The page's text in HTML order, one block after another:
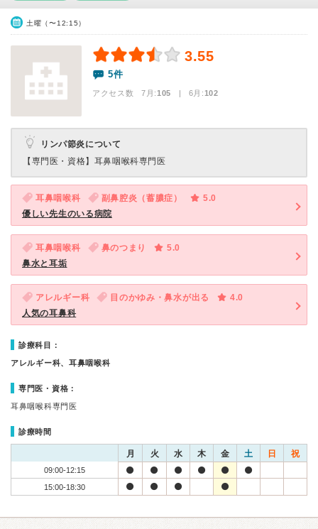
土曜（〜12:15）
3.55
5件
アクセス数 7月:105 | 6月:102
リンパ節炎について
【専門医・資格】 耳鼻咽喉科専門医
耳鼻咽喉科 副鼻腔炎（蓄膿症）
5.0
優しい先生のいる病院
耳鼻咽喉科 鼻のつまり
5.0
鼻水と耳垢
アレルギー科 目のかゆみ・鼻水が出る
4.0
人気の耳鼻科
診療科目：
アレルギー科、耳鼻咽喉科
専門医・資格：
耳鼻咽喉科専門医
診療時間
月 火 水 木 金 土 日 祝
09:00-12:15
15:00-18:30